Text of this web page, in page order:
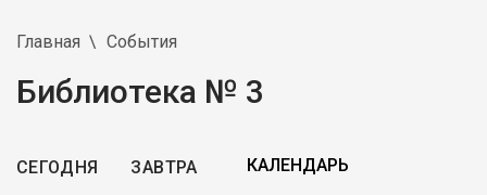
Главная События
Библиотека № 3
СЕГОДНЯ ЗАВТРА